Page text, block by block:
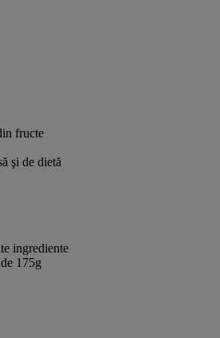
fructe
şi de dietă
ingrediente
175g